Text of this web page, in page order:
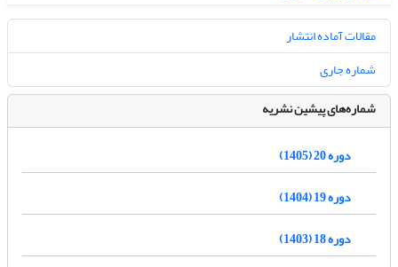
مقالات آماده انتشار
شماره جاری
شماره‌های پیشین نشریه
دوره 20 (1405)
دوره 19 (1404)
دوره 18 (1403)